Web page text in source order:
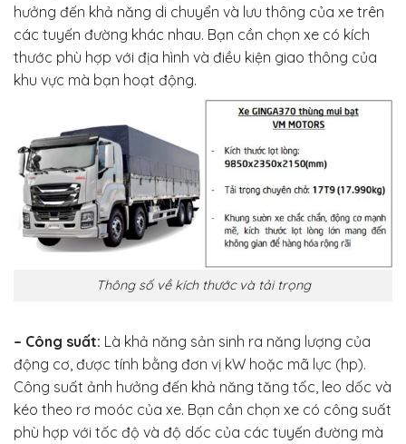
hưởng đến khả năng di chuyển và lưu thông của xe trên
các tuyến đường khác nhau. Bạn cần chọn xe có kích
thước phù hợp với địa hình và điều kiện giao thông của
khu vực mà bạn hoạt động.
Thông số về kích thước và tải trọng
– Công suất: Là khả năng sản sinh ra năng lượng của
động cơ, được tính bằng đơn vị kW hoặc mã lực (hp).
Công suất ảnh hưởng đến khả năng tăng tốc, leo dốc và
kéo theo rơ moóc của xe. Bạn cần chọn xe có công suất
phù hợp với tốc độ và độ dốc của các tuyến đường mà